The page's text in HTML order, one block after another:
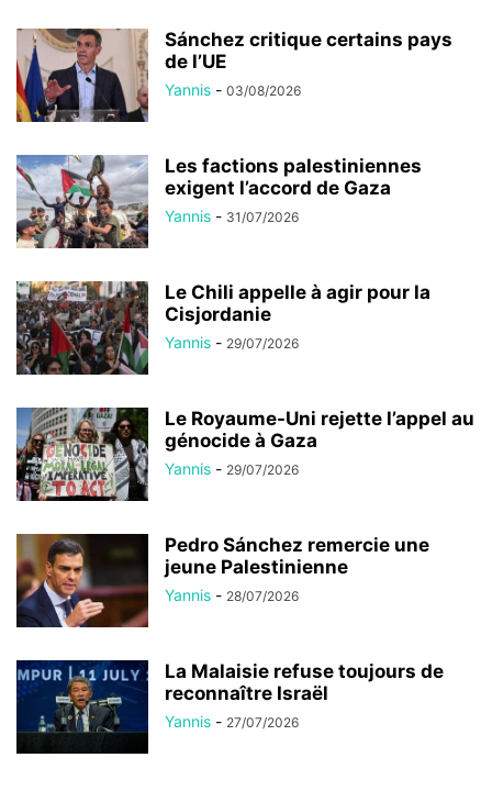
Sánchez critique certains pays
de l’UE
Yannis - 03/08/2026
Les factions palestiniennes
exigent l’accord de Gaza
Yannis - 31/07/2026
Le Chili appelle à agir pour la
Cisjordanie
Yannis - 29/07/2026
Le Royaume-Uni rejette l’appel au
génocide à Gaza
Yannis - 29/07/2026
Pedro Sánchez remercie une
jeune Palestinienne
Yannis - 28/07/2026
La Malaisie refuse toujours de
reconnaître Israël
Yannis - 27/07/2026